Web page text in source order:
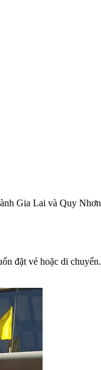
Gia Lai và Quy
đặt vé hoặc di